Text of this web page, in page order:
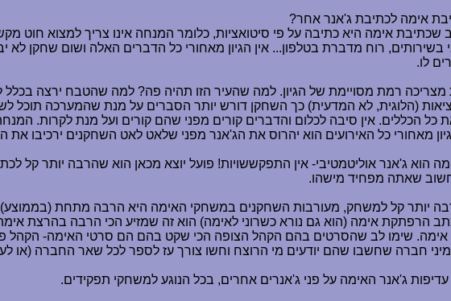
אימה לכתיבת ג'אנר אחר?
שכתיבת אימה היא כתיבה על פי סיטואציות, כלומר המנחה אינו צריך למצוא
רוח מדברת בטלפון... אין הגיון מאחורי כל הדברים האלה ושום שחקן לא
לו.
רמת מסויימת של הגיון. למה שהעיר הזו תהיה פה? למה שהטבח ירצה
(הלוגית, לא המדעית) כך השחקן דורש יותר הסברים על מנת שהמערכה תוכל
כל הכללים. אין סיבה לכלום והדברים קורים מפני שהם קורים ועל מנת לקרות.
מאחורי כל האירועים הוא יהרוס את הג'אנר מפני שלאט לאט השחקנים ירכיבו
הוא ג'אנר אוליטמטיבי- אין התפקששויות! פועל יוצא מכאן הוא שהרבה יותר קל
שאתה מפחיד מישהו.
יותר קל למשחק, מעורבות השחקנים במשחקי האימה היא הרבה מתחת
הרפתקת אימה (הוא גם נורא כשרוני לאימה) הוא זה שמזיע הכי הרבה בהרצת
שימו לב שהסרטים בהם הקהל הצופה הכי שקט בהם הם סרטי האימה- הקהל
חברה שחשבו שהם יודעים מי הרוצח וחשו צורך עז לספר לכל שאר החברה (או
ג'אנר האימה על פני ג'אנרים אחרים, בכל הנוגע למשחקי תפקידים.